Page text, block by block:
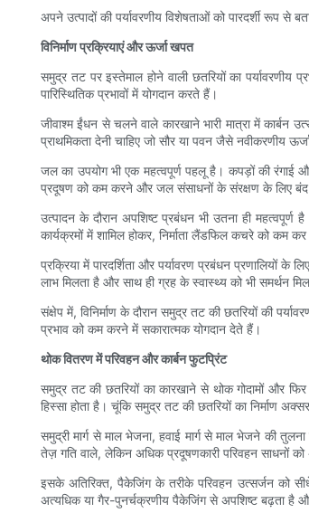
अपने उत्पादों की पर्यावरणीय विशेषताओं को पारदर्शी रूप
विनिर्माण प्रक्रियाएं और ऊर्जा खपत
समुद्र तट पर इस्तेमाल होने वाली छतरियों का
पारिस्थितिक प्रभावों में योगदान करते हैं।
जीवाश्म ईंधन से चलने वाले कारखाने भारी मात्रा में
प्राथमिकता देनी चाहिए जो सौर या पवन जैसे नवीकरणीय
जल का उपयोग भी एक महत्वपूर्ण पहलू है। कपड़ों की रंगाई
प्रदूषण को कम करने और जल संसाधनों के संरक्षण के लिए बंद
उत्पादन के दौरान अपशिष्ट प्रबंधन भी उतना ही
कार्यक्रमों में शामिल होकर, निर्माता लैंडफिल कचरे को
प्रक्रिया में पारदर्शिता और पर्यावरण प्रबंधन प्रणालियों
लाभ मिलता है और साथ ही ग्रह के स्वास्थ्य को भी समर्थन
संक्षेप में, विनिर्माण के दौरान समुद्र तट की छतरियों की
प्रभाव को कम करने में सकारात्मक योगदान देते हैं।
थोक वितरण में परिवहन और कार्बन फुटप्रिंट
समुद्र तट की छतरियों का कारखाने से थोक गोदामों और
हिस्सा होता है। चूंकि समुद्र तट की छतरियों का निर्माण
समुद्री मार्ग से माल भेजना, हवाई मार्ग से माल भेजने की
तेज़ गति वाले, लेकिन अधिक प्रदूषणकारी परिवहन साधनों
इसके अतिरिक्त, पैकेजिंग के तरीके परिवहन उत्सर्जन को
अत्यधिक या गैर-पुनर्चक्रणीय पैकेजिंग से अपशिष्ट बढ़ता है